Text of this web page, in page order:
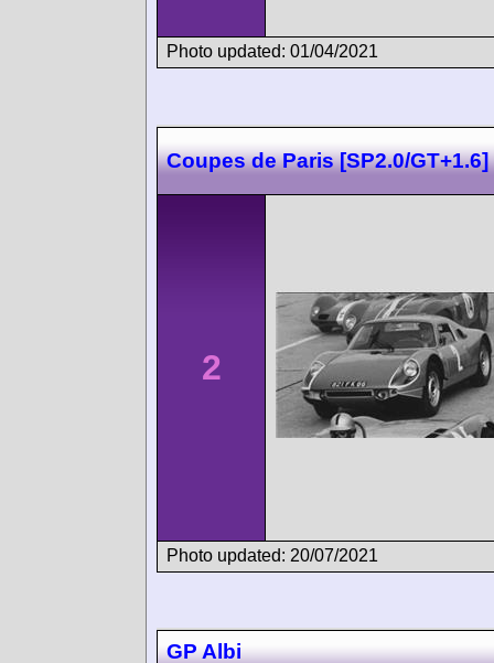
Photo updated: 01/04/2021
Coupes de Paris [SP2.0/GT+1.6]
2
Photo updated: 20/07/2021
GP Albi